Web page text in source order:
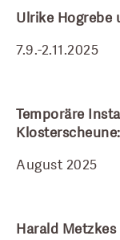
Ulrike Hogrebe
7.9.-2.11.2025
Temporäre
August 2025
Harald Metzkes